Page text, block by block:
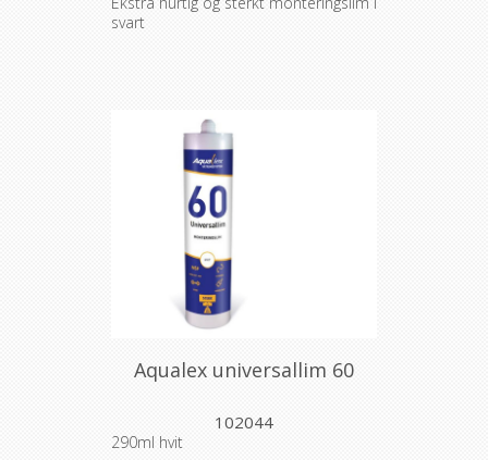
svart
Aqualex universallim 60
102044
290ml hvit